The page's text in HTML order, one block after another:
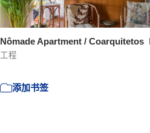
Nômade Apartment / Coarquitetos
工程
添加书签